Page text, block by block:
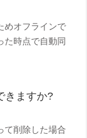
めオフラインで
た時点で自動同
きますか?
て削除した場合